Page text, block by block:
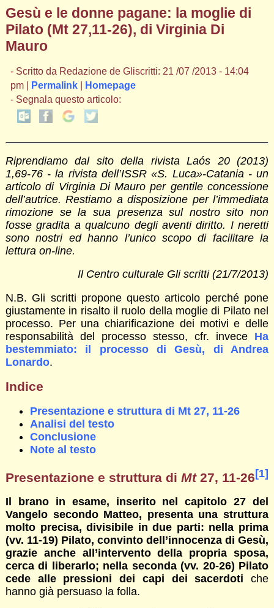
Gesù e le donne pagane: la moglie di
Pilato (Mt 27,11-26), di Virginia Di
Mauro
- Scritto da Redazione de Gliscritti: 21 /07 /2013 - 14:04
pm |
Permalink|
Homepage
- Segnala questo articolo:
Riprendiamo dal sito della rivista Laós 20 (2013)
1,69-76 - la rivista dell’ISSR «S. Luca»-Catania - un
articolo di Virginia Di Mauro per gentile concessione
dell’autrice. Restiamo a disposizione per l’immediata
rimozione se la sua presenza sul nostro sito non
fosse gradita a qualcuno degli aventi diritto. I neretti
sono nostri ed hanno l’unico scopo di facilitare la
lettura on-line.
Il Centro culturale Gli scritti (21/7/2013)
N.B. Gli scritti propone questo articolo perché pone
giustamente in risalto il ruolo della moglie di Pilato nel
processo. Per una chiarificazione dei motivi e delle
responsabilità del processo stesso, cfr. invece Ha
bestemmiato: il processo di Gesù, di Andrea
Lonardo.
Indice
Presentazione e struttura di Mt 27, 11-26
Analisi del testo
Conclusione
Note al testo
Presentazione e struttura di Mt27, 11-26[1]
Il brano in esame, inserito nel capitolo 27 del
Vangelo secondo Matteo, presenta una struttura
molto precisa, divisibile in due parti: nella prima
(vv. 11-19) Pilato, convinto dell’innocenza di Gesù,
grazie anche all’intervento della propria sposa,
cerca di liberarlo; nella seconda (vv. 20-26) Pilato
cede alle pressioni dei capi dei sacerdoti che
hanno già persuaso la folla.